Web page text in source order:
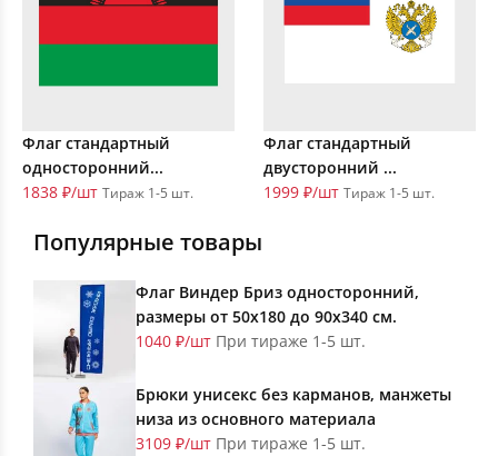
Флаг стандартный
односторонний...
1838 ₽/шт Тираж 1-5 шт.
Флаг стандартный
двусторонний ...
1999 ₽/шт Тираж 1-5 шт.
Популярные товары
Флаг Виндер Бриз односторонний,
размеры от 50х180 до 90х340 см.
1040 ₽/шт При тираже 1-5 шт.
Брюки унисекс без карманов, манжеты
низа из основного материала
3109 ₽/шт При тираже 1-5 шт.